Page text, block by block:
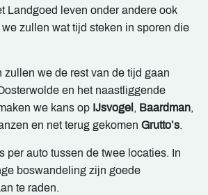
Landgoed leven onder andere ook
we zullen wat tijd steken in sporen die
zullen we de rest van de tijd gaan
en het naastliggende
we kans op IJsvogel , Baardman,
en net terug gekomen Grutto’s.
per auto tussen de twee locaties. In
boswandeling zijn goede
te raden.